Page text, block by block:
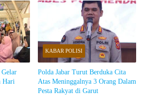
Gelar
Hari
KABAR POLISI
Polda Jabar Turut Berduka Cita
Atas Meninggalnya 3 Orang Dalam
Pesta Rakyat di Garut